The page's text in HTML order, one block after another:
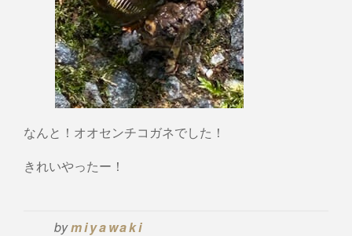
なんと！オオセンチコガネでした！
きれいやったー！
bymiyawaki